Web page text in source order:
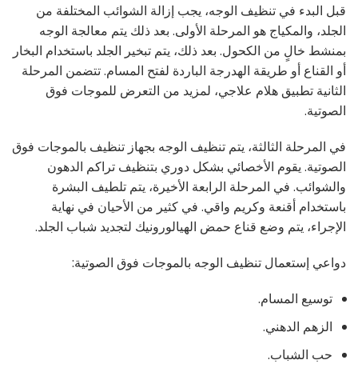
قبل البدء في تنظيف الوجه، يجب إزالة الشوائب المختلفة من
الجلد، والمكياج هو المرحلة الأولى. بعد ذلك يتم معالجة الوجه
بمنشط خالٍ من الكحول. بعد ذلك، يتم تبخير الجلد باستخدام البخار
أو القناع أو طريقة الهدرجة الباردة لفتح المسام. تتضمن المرحلة
الثانية تطبيق هلام علاجي، لمزيد من التعرض للموجات فوق
الصوتية.
في المرحلة الثالثة، يتم تنظيف الوجه بجهاز تنظيف بالموجات فوق
الصوتية. يقوم الأخصائي بشكل دوري بتنظيف تراكم الدهون
والشوائب. في المرحلة الرابعة الأخيرة، يتم تلطيف البشرة
باستخدام أقنعة وكريم واقي. في كثير من الأحيان في نهاية
الإجراء، يتم وضع قناع حمض الهيالورونيك لتجديد شباب الجلد.
دواعي إستعمال تنظيف الوجه بالموجات فوق الصوتية:
توسيع المسام.
الزهم الدهني.
حب الشباب.